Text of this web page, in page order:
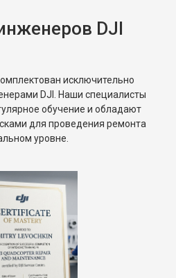
DJI
исключительно
DJI. Наши специалисты
обучение и обладают
для проведения ремонта
уровне.